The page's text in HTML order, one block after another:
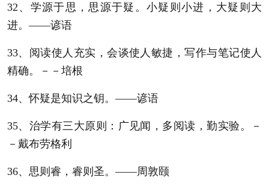
32、学源于思，思源于疑。小疑则小进，大疑则大
进。——谚语
33、阅读使人充实，会谈使人敏捷，写作与笔记使人
精确。－－培根
34、怀疑是知识之钥。——谚语
35、治学有三大原则：广见闻，多阅读，勤实验。－
－戴布劳格利
36、思则睿，睿则圣。——周敦颐